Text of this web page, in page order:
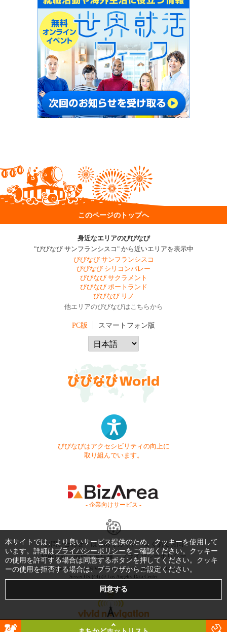
このページのトップへ
身近なエリアのびびなび
"びびなび サンフランシスコ" から近いエリアを表示中
びびなび サンフランシスコ
びびなび シリコンバレー
びびなび サクラメント
びびなび ポートランド
びびなび リノ
他エリアのびびなびはこちらから
PC版 スマートフォン版
びびなびはアクセシビリティの向上に
取り組んでいます。
- 企業向けサービス -
お問い合わせ はじめてガイド
よくある質問
利用規約
商標・著作権 プライバシーポリシー
Copyright © 1999-2026 Vivid Navigation, Inc. All Rights Reserved.
Server US (44) @ Los Angeles Data Center
本サイトでは、より良いサービス提供のため、クッキーを使用して
います。詳細はプライバシーポリシーをご確認ください。クッキー
の使用を許可する場合は同意するボタンを押してください。クッキ
ーの使用を拒否する場合は、ブラウザからご設定ください。